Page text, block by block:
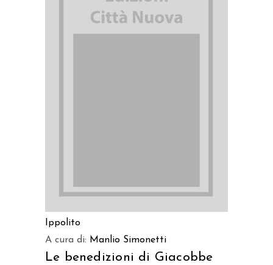
Ippolito
A cura di: Manlio Simonetti
Le benedizioni di Giacobbe